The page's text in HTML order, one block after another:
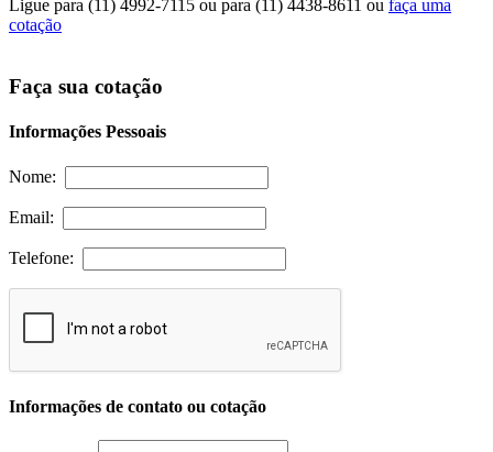
Ligue para (11) 4992-7115 ou para (11) 4438-8611 ou faça uma
cotação
Faça sua cotação
Informações Pessoais
Nome:
Email:
Telefone:
Informações de contato ou cotação